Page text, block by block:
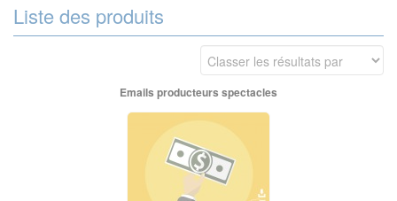
Liste des produits
Emails producteurs spectacles